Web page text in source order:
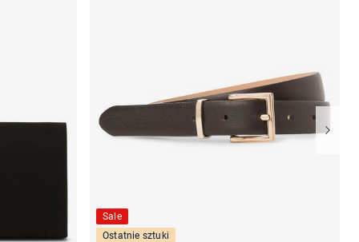
Sale
Ostatnie sztuki